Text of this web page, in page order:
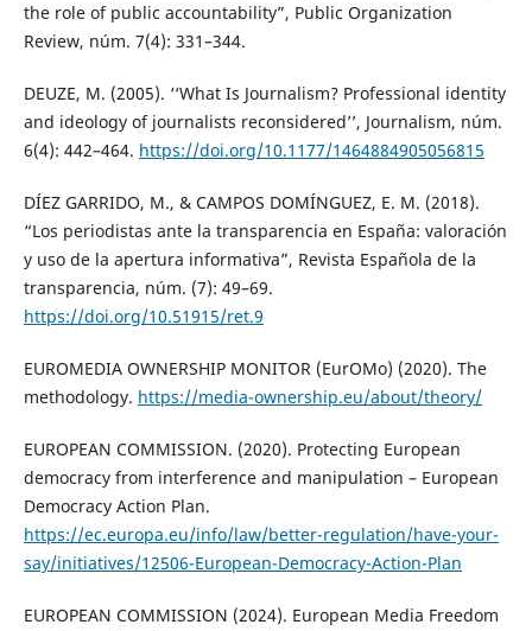
the role of public accountability”, Public Organization
Review, núm. 7(4): 331–344.
DEUZE, M. (2005). ‘‘What Is Journalism? Professional identity
and ideology of journalists reconsidered’’, Journalism, núm.
6(4): 442–464. https://doi.org/10.1177/1464884905056815
DÍEZ GARRIDO, M., & CAMPOS DOMÍNGUEZ, E. M. (2018).
“Los periodistas ante la transparencia en España: valoración
y uso de la apertura informativa”, Revista Española de la
transparencia, núm. (7): 49–69.
https://doi.org/10.51915/ret.9
EUROMEDIA OWNERSHIP MONITOR (EurOMo) (2020). The
methodology. https://media-ownership.eu/about/theory/
EUROPEAN COMMISSION. (2020). Protecting European
democracy from interference and manipulation – European
Democracy Action Plan.
https://ec.europa.eu/info/law/better-regulation/have-your-
say/initiatives/12506-European-Democracy-Action-Plan
EUROPEAN COMMISSION (2024). European Media Freedom